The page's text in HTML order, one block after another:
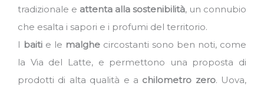
tradizionale e attenta alla sostenibilità, un connubio
che esalta i sapori e i profumi del territorio.
I baiti e le malghe circostanti sono ben noti, come
la Via del Latte, e permettono una proposta di
prodotti di alta qualità e a chilometro zero. Uova,